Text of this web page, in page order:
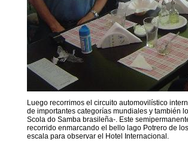
Luego recorrimos el circuito automovilístico
de importantes categorías mundiales y también
Scola do Samba brasileña-. Este
recorrido enmarcando el bello lago Potrero de
escala para observar el Hotel Internacional.